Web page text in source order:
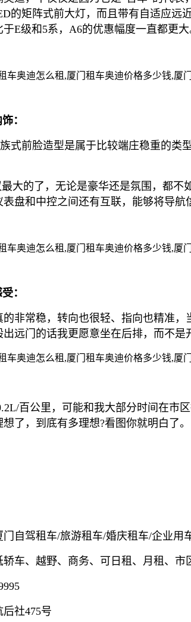
的矩阵式前大灯，而且带有自适应
E级和5系，A6的优惠幅度一直都更
：
式前脸造型是属于比较端庄稳重的
大的了，无论是豪华还是氛围，都
盘和中控之间还有互联，能够将导
：
非常稳，转向也很轻、指向也精准
远门的话我更愿意坐在后排，而不是
百公里，可能和我大部分时间在
了，到底有多理想?看图你就明白了。
自驾租车/旅游租车/婚庆租车/企业用
车、越野、商务、可日租、月租、
社475号